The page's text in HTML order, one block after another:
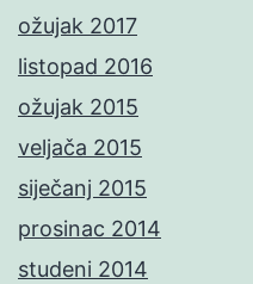
ožujak 2017
listopad 2016
ožujak 2015
veljača 2015
siječanj 2015
prosinac 2014
studeni 2014